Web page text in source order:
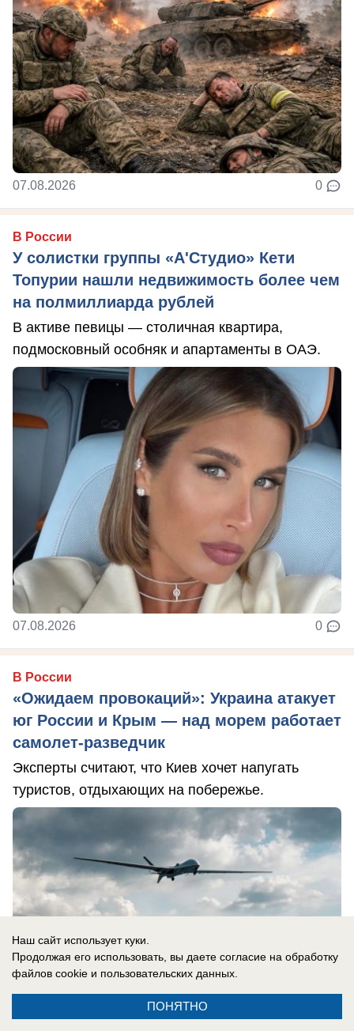
07.08.2026 0
В России
У солистки группы «А'Студио» Кети
Топурии нашли недвижимость более чем
на полмиллиарда рублей
В активе певицы — столичная квартира,
подмосковный особняк и апартаменты в ОАЭ.
07.08.2026 0
В России
«Ожидаем провокаций»: Украина атакует
юг России и Крым — над морем работает
самолет-разведчик
Эксперты считают, что Киев хочет напугать
туристов, отдыхающих на побережье.
Наш сайт использует куки.
Продолжая его использовать, вы даете согласие на обработку
файлов cookie и пользовательских данных.
ПОНЯТНО